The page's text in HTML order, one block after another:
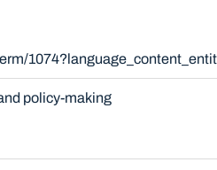
policy-making